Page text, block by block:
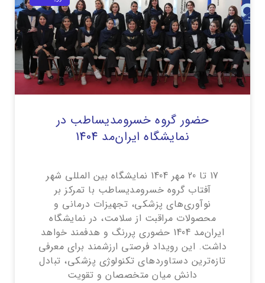
حضور گروه خسرومدیساطب در
نمایشگاه ایران‌مد 1404
17 تا 20 مهر 1404 نمایشگاه بین المللی شهر
آفتاب گروه خسرومدیساطب با تمرکز بر
نوآوری‌های پزشکی، تجهیزات درمانی و
محصولات مراقبت از سلامت، در نمایشگاه
ایران‌مد 1404 حضوری پررنگ و هدفمند خواهد
داشت. این رویداد فرصتی ارزشمند برای معرفی
تازه‌ترین دستاوردهای تکنولوژی پزشکی، تبادل
دانش میان متخصصان و تقویت